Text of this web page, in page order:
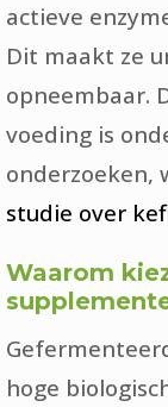
actieve
Dit maakt ze
opneembaar.
voeding is
onderzoeken,
studie over
Waarom
hoge